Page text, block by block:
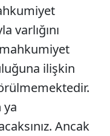
varlığını
ilişkin
ya
Ancak